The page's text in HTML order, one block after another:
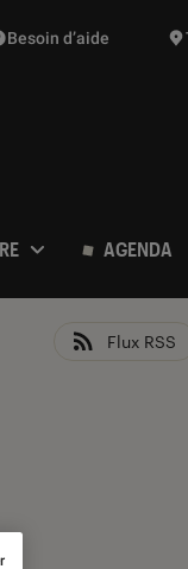
de produits
Besoin d’aide
AGENDA
Flux RSS